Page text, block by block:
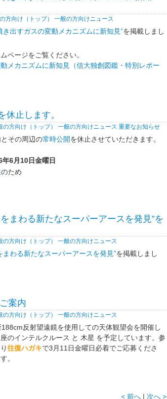
方向け（トップ） 一般の方向けニュース
き出すガスの変動メカニズムに新知見”を掲載しまし
ページをご覧ください。
メカニズムに新知見（信大独創図鑑・特別レポー
休止します。
の方向け（トップ） 一般の方向けニュース 重要なお知らせ
その周辺の常時公開を休止させていただきます。
6月10日金曜日
のため
まわる新たなスーパーアースを発見”を
の方向け（トップ） 一般の方向けニュース
まわる新たなスーパーアースを発見”を掲載しまし
案内
の方向け（トップ） 一般の方向けニュース
反射望遠鏡を使用しての天体観望会を開催し
のインテルクルース と 木星 を予定しています。参
往復ハガキで3月11日金曜日必着でご応募くださ
。
< 前へ | 次へ >